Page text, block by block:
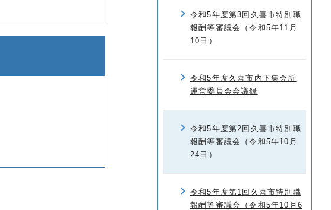
令和5年度第3回久喜市特別職
報酬等審議会（令和5年11月
10日）
令和5年度久喜市内下集会所
運営委員会会議録
令和5年度第2回久喜市特別職
報酬等審議会（令和5年10月
24日）
令和5年度第1回久喜市特別職
報酬等審議会（令和5年10月6